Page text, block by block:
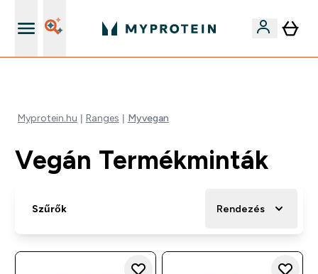
Myprotein.hu Ranges Myvegan
Vegán Termékminták
Szűrők Rendezés